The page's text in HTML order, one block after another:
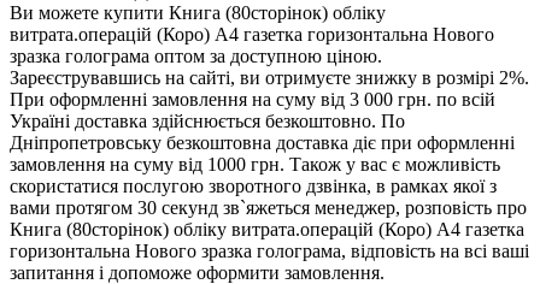
Ви можете купити Книга (80сторінок) обліку
витрата.операцій (Коро) А4 газетка горизонтальна Нового
зразка голограма оптом за доступною ціною.
Зареєструвавшись на сайті, ви отримуєте знижку в розмірі 2%.
При оформленні замовлення на суму від 3 000 грн. по всій
Україні доставка здійснюється безкоштовно. По
Дніпропетровську безкоштовна доставка діє при оформленні
замовлення на суму від 1000 грн. Також у вас є можливість
скористатися послугою зворотного дзвінка, в рамках якої з
вами протягом 30 секунд зв`яжеться менеджер, розповість про
Книга (80сторінок) обліку витрата.операцій (Коро) А4 газетка
горизонтальна Нового зразка голограма, відповість на всі ваші
запитання і допоможе оформити замовлення.